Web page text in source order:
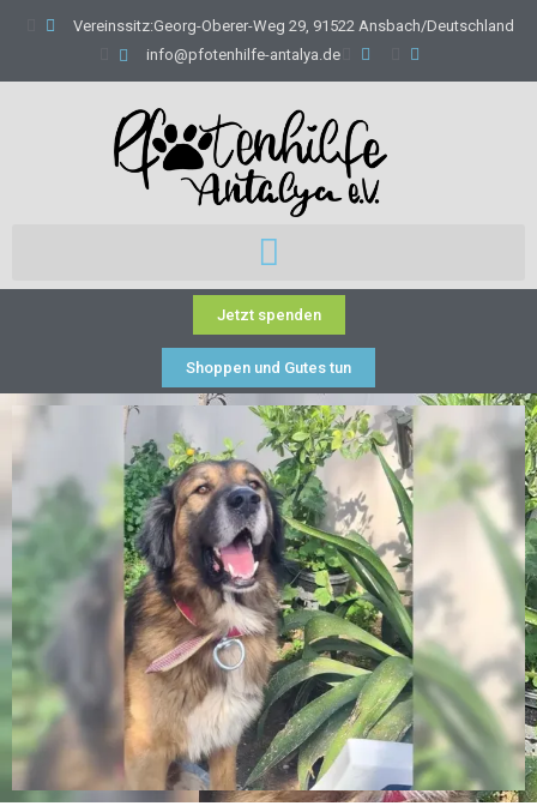
Vereinssitz:Georg-Oberer-Weg 29, 91522 Ansbach/Deutschland
info@pfotenhilfe-antalya.de
Jetzt spenden
Shoppen und Gutes tun